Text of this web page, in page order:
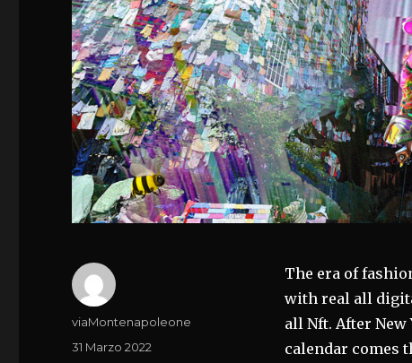
The era of
with real all
all Nft. After
calendar comes
Autore
viaMontenapoleone
Pubblicato
31 Marzo 2022